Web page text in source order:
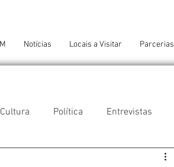
Notícias Locais a Visitar Parcerias
Cultura Política Entrevistas